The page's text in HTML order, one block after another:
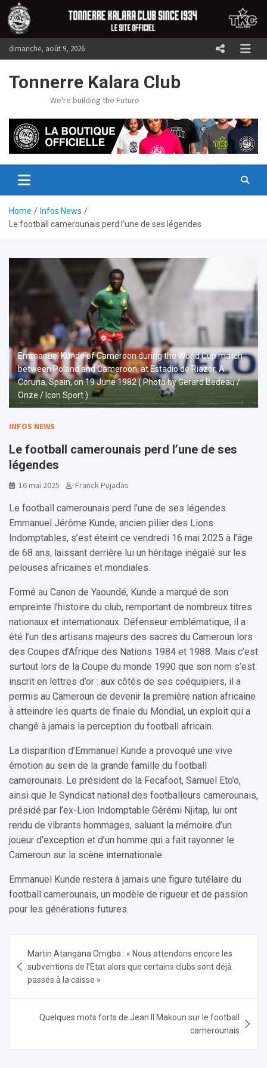
Skip
content
dimanche, août 9, 2026
Tonnerre Kalara Club
We're building the Future
Home
Infos News
Le football camerounais perd l’une de ses légendes
Emmanuel Kunde of Cameroon during the World Cup match
between Poland and Cameroon, at Estadio de Riazor, A
Coruna, Spain, on 19 June 1982 ( Photo by Gerard Bedeau /
Onze / Icon Sport )
INFOS NEWS
Le football camerounais perd l’une de ses
légendes
16 mai 2025 Franck Pujadas
Le football camerounais perd l’une de ses légendes.
Emmanuel Jérôme Kunde, ancien pilier des Lions
Indomptables, s’est éteint ce vendredi 16 mai 2025 à l’âge
de 68 ans, laissant derrière lui un héritage inégalé sur les
pelouses africaines et mondiales.
Formé au Canon de Yaoundé, Kunde a marqué de son
empreinte l’histoire du club, remportant de nombreux titres
nationaux et internationaux. Défenseur emblématique, il a
été l’un des artisans majeurs des sacres du Cameroun lors
des Coupes d’Afrique des Nations 1984 et 1988. Mais c’est
surtout lors de la Coupe du monde 1990 que son nom s’est
inscrit en lettres d’or : aux côtés de ses coéquipiers, il a
permis au Cameroun de devenir la première nation africaine
à atteindre les quarts de finale du Mondial, un exploit qui a
changé à jamais la perception du football africain.
La disparition d’Emmanuel Kunde a provoqué une vive
émotion au sein de la grande famille du football
camerounais. Le président de la Fecafoot, Samuel Eto’o,
ainsi que le Syndicat national des footballeurs camerounais,
présidé par l’ex-Lion Indomptable Gérémi Njitap, lui ont
rendu de vibrants hommages, saluant la mémoire d’un
joueur d’exception et d’un homme qui a fait rayonner le
Cameroun sur la scène internationale.
Emmanuel Kunde restera à jamais une figure tutélaire du
football camerounais, un modèle de rigueur et de passion
pour les générations futures.
de
l’article
Martin Atangana Omgba : « Nous attendons encore les
subventions de l’Etat alors que certains clubs sont déjà
passés à la caisse »
Quelques mots forts de Jean II Makoun sur le football
camerounais